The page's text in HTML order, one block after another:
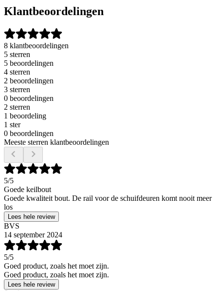
Klantbeoordelingen
8 klantbeoordelingen
5 sterren
5 beoordelingen
4 sterren
2 beoordelingen
3 sterren
0 beoordelingen
2 sterren
1 beoordeling
1 ster
0 beoordelingen
Meeste sterren klantbeoordelingen
5/5
Goede keilbout
Goede kwaliteit bout. De rail voor de schuifdeuren komt nooit meer
los
Lees hele review
BVS
14 september 2024
5/5
Goed product, zoals het moet zijn.
Goed product, zoals het moet zijn.
Lees hele review